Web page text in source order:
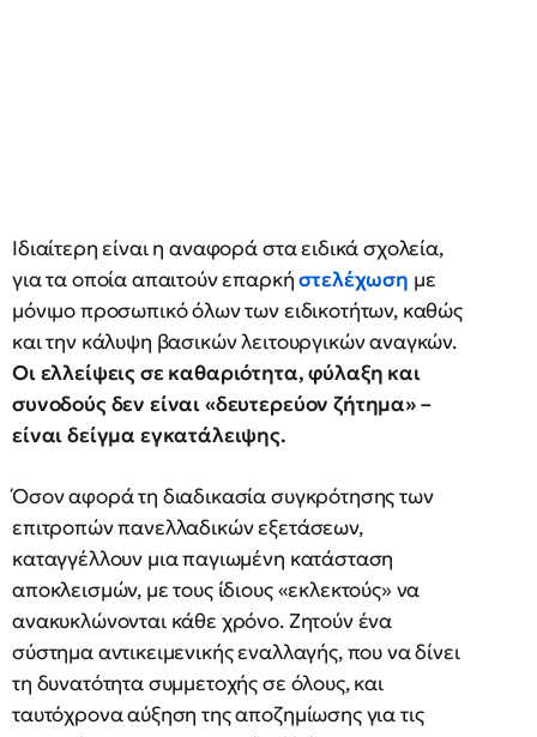
Ιδιαίτερη είναι η αναφορά στα ειδικά σχολεία,
για τα οποία απαιτούν επαρκήστελέχωση με
μόνιμο προσωπικό όλων των ειδικοτήτων, καθώς
και την κάλυψη βασικών λειτουργικών αναγκών.
Οι ελλείψεις σε καθαριότητα, φύλαξη και
συνοδούς δεν είναι «δευτερεύον ζήτημα» –
είναι δείγμα εγκατάλειψης.
Όσον αφορά τη διαδικασία συγκρότησης των
επιτροπών πανελλαδικών εξετάσεων,
καταγγέλλουν μια παγιωμένη κατάσταση
αποκλεισμών, με τους ίδιους «εκλεκτούς» να
ανακυκλώνονται κάθε χρόνο. Ζητούν ένα
σύστημα αντικειμενικής εναλλαγής, που να δίνει
τη δυνατότητα συμμετοχής σε όλους, και
ταυτόχρονα αύξηση της αποζημίωσης για τις